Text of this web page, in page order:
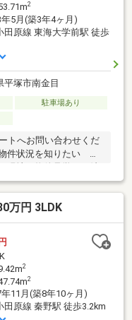
2
年5月(築3年4ヶ月)
田原線 東海大学前駅 徒歩
平塚市南金目
駐車場あり
トへお問い合わせくだ
件状況を知りたい
現地・物件見学をご希
わせも大歓迎です！
せんか？「どうやって
宅ローンが不安…」お
す！住まい探しのご不
！◆小田原店：小田原
万円 3LDK
2
2
11月(築8年10ヶ月)
田原線 秦野駅 徒歩3.2km